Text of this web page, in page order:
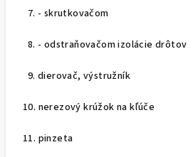
7. - skrutkovačom
8. - odstraňovačom izolácie drôtov
9. dierovač, výstružník
10. nerezový krúžok na kľúče
11. pinzeta